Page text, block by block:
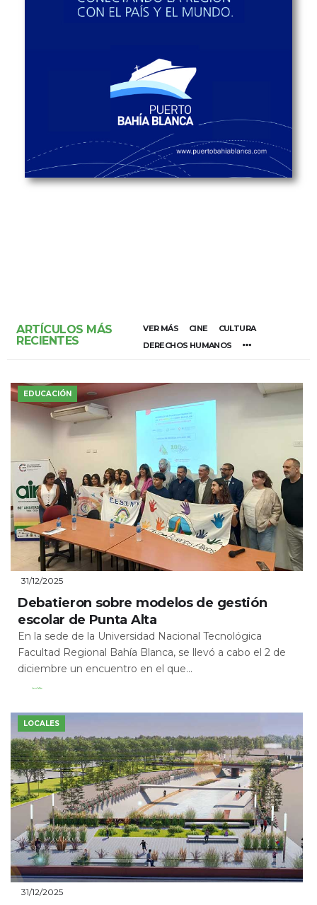
ARTÍCULOS MÁS
RECIENTES
VER MÁS CINE
CULTURA
DERECHOS HUMANOS
EDUCACIÓN
31/12/2025
Debatieron sobre modelos de gestión
escolar de Punta Alta
En la sede de la Universidad Nacional Tecnológica
Facultad Regional Bahía Blanca, se llevó a cabo el 2 de
diciembre un encuentro en el que...
Leer Más
LOCALES
31/12/2025